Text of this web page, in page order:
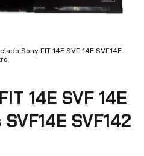
Sony FIT 14E SVF 14E SVF14E
14E SVF 14E
SVF142